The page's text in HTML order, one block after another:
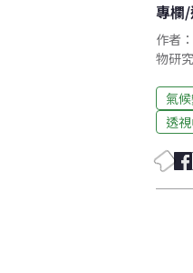
專欄/
作者
物研
氣
透